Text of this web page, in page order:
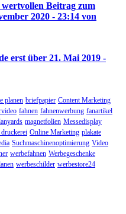
Beitrag zum
2020 - 23:14 von
erst über 21. Mai 2019 -
planen briefpapier Content Marketing
fahnen fahnenwerbung fanartikel
magnetfolien Messedisplay
Online Marketing plakate
Suchmaschinenoptimierung Video
werbefahnen Werbegeschenke
werbeschilder werbestore24